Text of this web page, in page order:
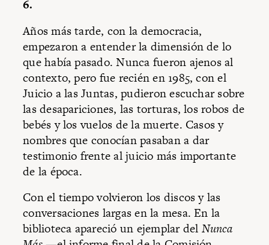
6.
Años más tarde, con la democracia,
empezaron a entender la dimensión de lo
que había pasado. Nunca fueron ajenos al
contexto, pero fue recién en 1985, con el
Juicio a las Juntas, pudieron escuchar sobre
las desapariciones, las torturas, los robos de
bebés y los vuelos de la muerte. Casos y
nombres que conocían pasaban a dar
testimonio frente al juicio más importante
de la época.
Con el tiempo volvieron los discos y las
conversaciones largas en la mesa. En la
biblioteca apareció un ejemplar del Nunca